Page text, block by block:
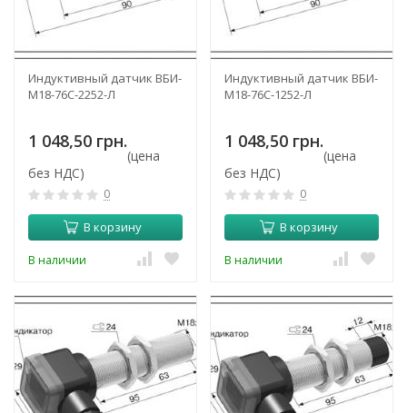
Индуктивный датчик ВБИ-
М18-76С-2252-Л
1 048,50 грн.
(цена
без НДС)
0
В корзину
В наличии
Индуктивный датчик ВБИ-
М18-76С-1252-Л
1 048,50 грн.
(цена
без НДС)
0
В корзину
В наличии